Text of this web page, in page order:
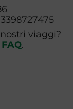
viaggi?
.